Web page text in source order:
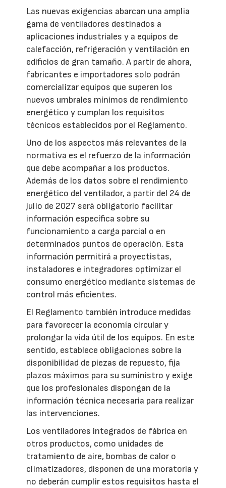
Las nuevas exigencias abarcan una amplia
gama de ventiladores destinados a
aplicaciones industriales y a equipos de
calefacción, refrigeración y ventilación en
edificios de gran tamaño. A partir de ahora,
fabricantes e importadores solo podrán
comercializar equipos que superen los
nuevos umbrales mínimos de rendimiento
energético y cumplan los requisitos
técnicos establecidos por el Reglamento.
Uno de los aspectos más relevantes de la
normativa es el refuerzo de la información
que debe acompañar a los productos.
Además de los datos sobre el rendimiento
energético del ventilador, a partir del 24 de
julio de 2027 será obligatorio facilitar
información específica sobre su
funcionamiento a carga parcial o en
determinados puntos de operación. Esta
información permitirá a proyectistas,
instaladores e integradores optimizar el
consumo energético mediante sistemas de
control más eficientes.
El Reglamento también introduce medidas
para favorecer la economía circular y
prolongar la vida útil de los equipos. En este
sentido, establece obligaciones sobre la
disponibilidad de piezas de repuesto, fija
plazos máximos para su suministro y exige
que los profesionales dispongan de la
información técnica necesaria para realizar
las intervenciones.
Los ventiladores integrados de fábrica en
otros productos, como unidades de
tratamiento de aire, bombas de calor o
climatizadores, disponen de una moratoria y
no deberán cumplir estos requisitos hasta el